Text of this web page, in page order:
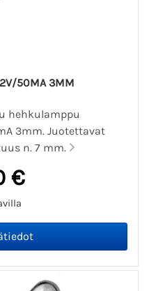
50MA 3MM
hehkulamppu
3mm. Juotettavat
n. 7 mm.
€